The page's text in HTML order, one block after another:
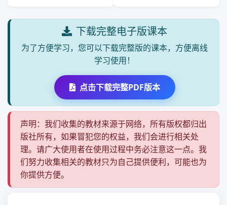
下载完整电子版课本
为了方便学习，您可以下载完整版的课本，方便离线
学习使用！
点击下载完整PDF版本
声明：我们收集的教材来源于网络，所有版权都归出
版社所有，如果冒犯您的权益，我们会进行相关处
理。请广大使用者在使用过程中务必注意这一点。我
们努力收集相关的教材只为自己提供便利，可能也为
你提供方便。